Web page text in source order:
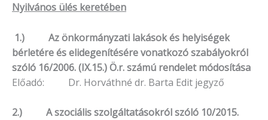
Nyilvános ülés keretében
1.) Az önkormányzati lakások és helyiségek
bérletére és elidegenítésére vonatkozó szabályokról
szóló 16/2006. (IX.15.) Ö.r. számú rendelet módosítása
Előadó: Dr. Horváthné dr. Barta Edit jegyző
2.) A szociális szolgáltatásokról szóló 10/2015.